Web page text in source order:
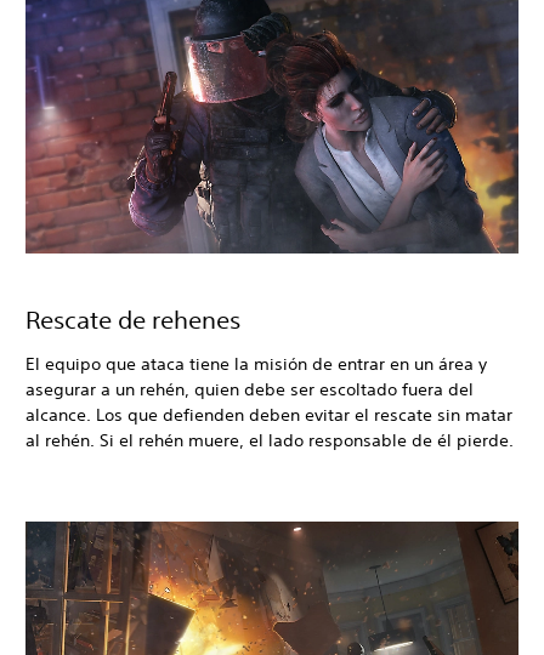
Rescate de rehenes
El equipo que ataca tiene la misión de entrar en un área y
asegurar a un rehén, quien debe ser escoltado fuera del
alcance. Los que defienden deben evitar el rescate sin matar
al rehén. Si el rehén muere, el lado responsable de él pierde.